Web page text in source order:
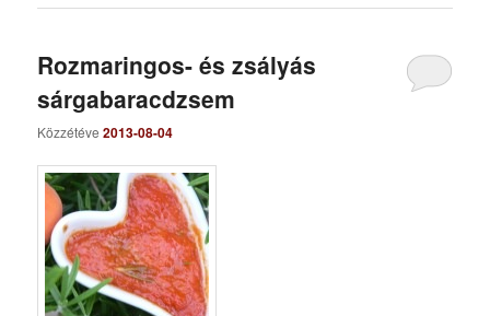
Rozmaringos- és zsályás
sárgabaracdzsem
Közzétéve2013-08-04